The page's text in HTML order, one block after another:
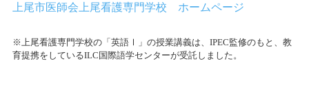
上尾市医師会上尾看護専門学校 ホームページ
※上尾看護専門学校の「英語Ⅰ」の授業講義は、IPEC監修のもと、教
育提携をしているILC国際語学センターが受託しました。